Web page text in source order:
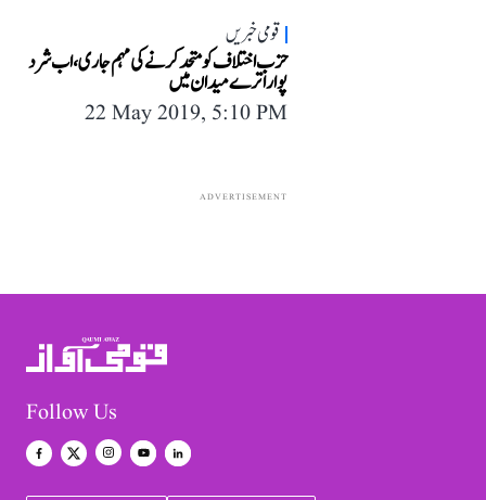
قومی خبریں
حزب اختلاف کو متحد کرنے کی مہم جاری، اب شرد
پوار اترے میدان میں
22 May 2019, 5:10 PM
ADVERTISEMENT
Follow Us